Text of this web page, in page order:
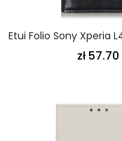
zł 57.70